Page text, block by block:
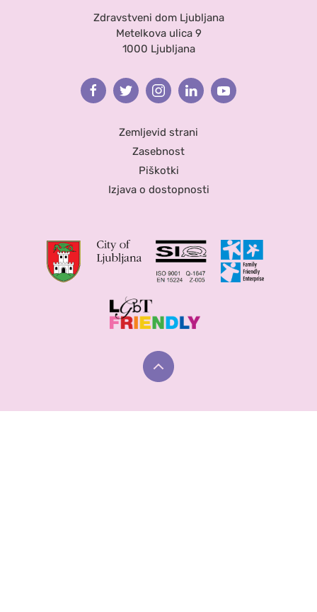
Zdravstveni dom Ljubljana
Metelkova ulica 9
1000 Ljubljana
FacebookTwitterInstagramLinkedinYoutube
Zemljevid strani
Zasebnost
Piškotki
Izjava o dostopnosti